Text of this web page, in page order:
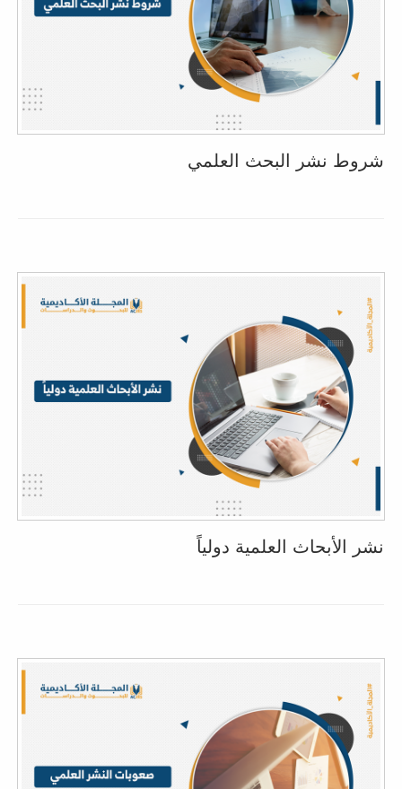
شروط نشر البحث العلمي
نشر الأبحاث العلمية دولياً